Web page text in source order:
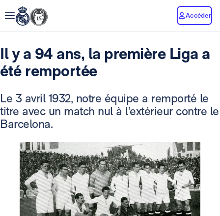
Accéder
Il y a 94 ans, la première Liga a
été remportée
Le 3 avril 1932, notre équipe a remporté le
titre avec un match nul à l’extérieur contre le
Barcelona.